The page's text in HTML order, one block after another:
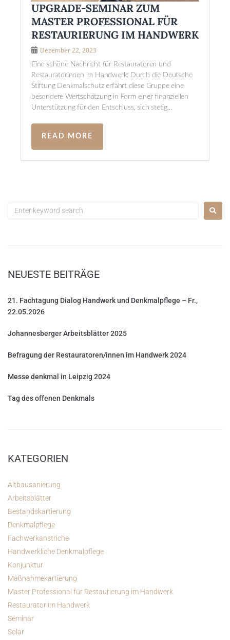
UPGRADE-SEMINAR ZUM
MASTER PROFESSIONAL FÜR
RESTAURIERUNG IM HANDWERK
Dezember 22, 2023
Eine schöne Nachricht für Restauratoren und
Restauratorinnen im Handwerk: Durch die Deutsche
Stiftung Denkmalschutz erfährt diese Gruppe eine
besondere Wertschätzung in Form einer finanziellen
Unterstützung für den Entschluss, sich stetig...
READ MORE
NEUESTE BEITRÄGE
21. Fachtagung Dialog Handwerk und Denkmalpflege – Fr.,
22.05.2026
Johannesberger Arbeitsblätter 2025
Befragung der Restauratoren/innen im Handwerk 2024
Messe denkmal in Leipzig 2024
Tag des offenen Denkmals
KATEGORIEN
Altbausanierung
Arbeitsblätter
Bestandskartierung
Denkmalpflege
Fachwerkanstriche
Handwerkliche Denkmalpflege
Konjunktur
Maßnahmekartierung
Master Professional für Restaurierung im Handwerk
Restaurator im Handwerk
Seminar
Solar